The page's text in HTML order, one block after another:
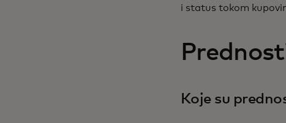
i status tokom
Koje su